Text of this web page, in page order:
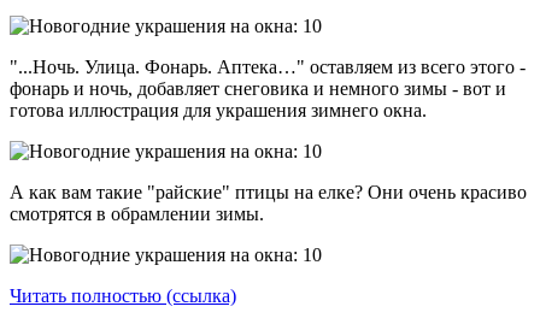
"...Ночь. Улица. Фонарь. Аптека…" оставляем из всего этого -
фонарь и ночь, добавляет снеговика и немного зимы - вот и
готова иллюстрация для украшения зимнего окна.
А как вам такие "райские" птицы на елке? Они очень красиво
смотрятся в обрамлении зимы.
Читать полностью (ссылка)